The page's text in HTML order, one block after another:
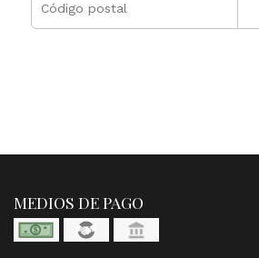
MEDIOS DE PAGO